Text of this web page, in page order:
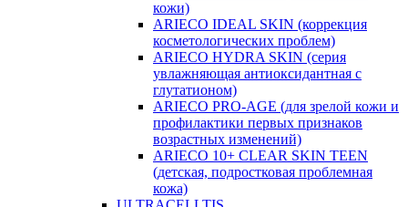
кожи)
ARIECO IDEAL SKIN (коррекция
косметологических проблем)
ARIECO HYDRA SKIN (серия
увлажняющая антиоксидантная с
глутатионом)
ARIECO PRO-AGE (для зрелой кожи и
профилактики первых признаков
возрастных изменений)
ARIECO 10+ CLEAR SKIN TEEN
(детская, подростковая проблемная
кожа)